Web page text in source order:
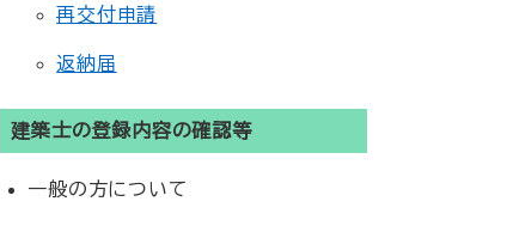
再交付申請
返納届
建築士の登録内容の確認等
一般の方について